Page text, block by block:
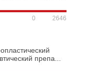
2646
0
препа...